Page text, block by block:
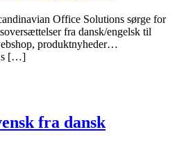
Office Solutions sørge for
fra dansk/engelsk til
produktnyheder…
[…]
fra dansk